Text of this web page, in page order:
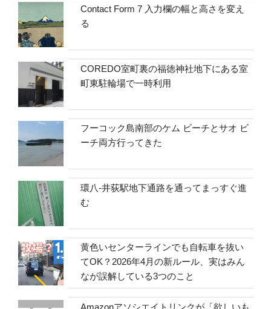
Contact Form 7 入力欄の幅と高さを変え
る
COREDO室町裏の福徳神社地下にある室
町東駐輪場で一時利用
フーコック島南部のケム ビーチとサオ ビ
ーチ両方行ってきた
環八-井荻駅地下通路を通ってまっすぐ進
む
黄色いセンターラインでも自転車を抜い
てOK？2026年4月の新ルール、実はみん
なが誤解している3つのこと
Amazonアソシエイトリンクが「欲しいも